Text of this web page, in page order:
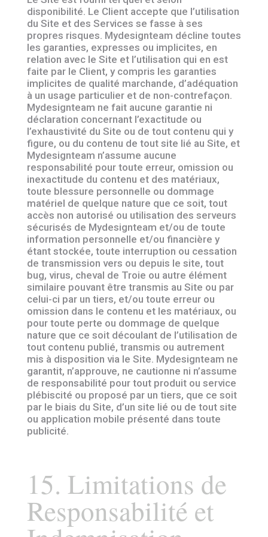
disponibilité. Le Client accepte que l’utilisation
du Site et des Services se fasse à ses
propres risques. Mydesignteam décline toutes
les garanties, expresses ou implicites, en
relation avec le Site et l’utilisation qui en est
faite par le Client, y compris les garanties
implicites de qualité marchande, d’adéquation
à un usage particulier et de non-contrefaçon.
Mydesignteam ne fait aucune garantie ni
déclaration concernant l’exactitude ou
l’exhaustivité du Site ou de tout contenu qui y
figure, ou du contenu de tout site lié au Site, et
Mydesignteam n’assume aucune
responsabilité pour toute erreur, omission ou
inexactitude du contenu et des matériaux,
toute blessure personnelle ou dommage
matériel de quelque nature que ce soit, tout
accès non autorisé ou utilisation des serveurs
sécurisés de Mydesignteam et/ou de toute
information personnelle et/ou financière y
étant stockée, toute interruption ou cessation
de transmission vers ou depuis le site, tout
bug, virus, cheval de Troie ou autre élément
similaire pouvant être transmis au Site ou par
celui-ci par un tiers, et/ou toute erreur ou
omission dans le contenu et les matériaux, ou
pour toute perte ou dommage de quelque
nature que ce soit découlant de l’utilisation de
tout contenu publié, transmis ou autrement
mis à disposition via le Site. Mydesignteam ne
garantit, n’approuve, ne cautionne ni n’assume
de responsabilité pour tout produit ou service
plébiscité ou proposé par un tiers, que ce soit
par le biais du Site, d’un site lié ou de tout site
ou application mobile présenté dans toute
publicité.
15. Limitations de
Responsabilité et